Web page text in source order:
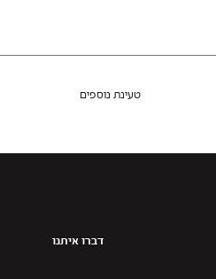
טעינת נוספים
דברו איתנו